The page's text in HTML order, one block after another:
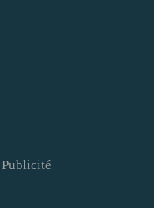
Publicité